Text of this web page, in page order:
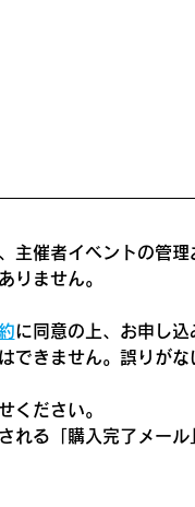
主催者イベントの管
りません。
に同意の上、お申し込
できません。誤りが
ください。
れる「購入完了メー